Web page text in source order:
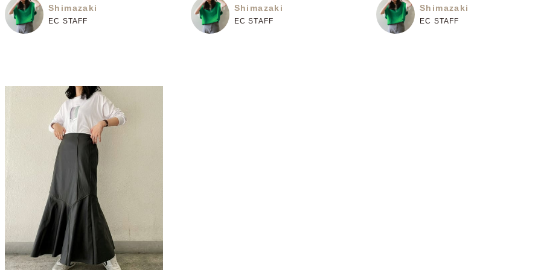
Shimazaki
EC STAFF
Shimazaki
EC STAFF
Shimazaki
EC STAFF